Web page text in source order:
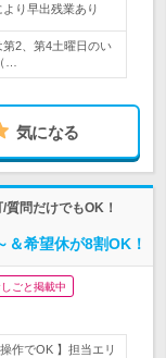
り早出残業あり
2、第4土曜日のい
…
気になる
問だけでもOK！
希望休が8割OK！
ごと掲載中
作でOK 】担当エリ